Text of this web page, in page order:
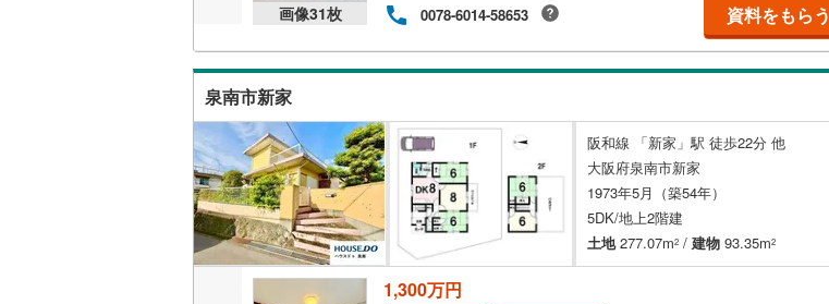
画像31枚 0078-6014-58653 資料をもらう
泉南市新家
阪和線 「新家」駅 徒歩22分 他
大阪府泉南市新家
1973年5月（築54年）
5DK/地上2階建
土地277.07m2 / 建物 93.35m2
1,300万円